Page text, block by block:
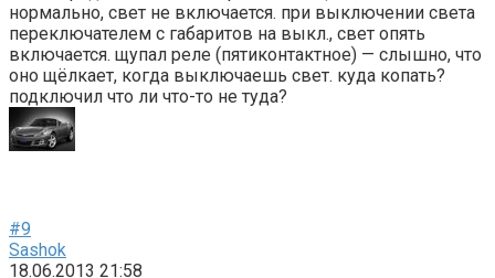
нормально, свет не включается. при выключении света
переключателем с габаритов на выкл., свет опять
включается. щупал реле (пятиконтактное) — слышно, что
оно щёлкает, когда выключаешь свет. куда копать?
подключил что ли что-то не туда?
#9
Sashok
18.06.2013 21:58